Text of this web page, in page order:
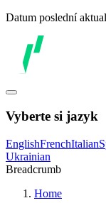
Datum poslední
Vyberte si jazyk
EnglishFrenchItalian
Ukrainian
Breadcrumb
Home